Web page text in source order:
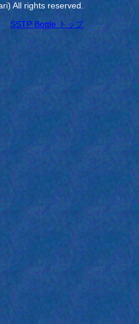
All rights reserved.
SSTP Bottle トップ